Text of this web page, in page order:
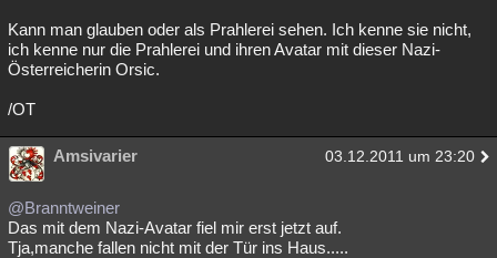
Kann man glauben oder als Prahlerei sehen. Ich kenne sie nicht,
ich kenne nur die Prahlerei und ihren Avatar mit dieser Nazi-
Österreicherin Orsic.
/OT
Amsivarier 03.12.2011 um 23:20
@Branntweiner
Das mit dem Nazi-Avatar fiel mir erst jetzt auf.
Tja,manche fallen nicht mit der Tür ins Haus.....